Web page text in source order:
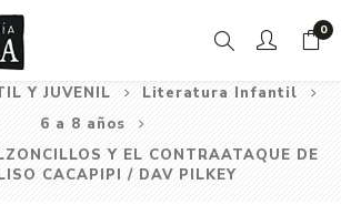
0
Y JUVENIL
Literatura Infantil
6 a 8 años
Y EL CONTRAATAQUE DE
CACAPIPI / DAV PILKEY